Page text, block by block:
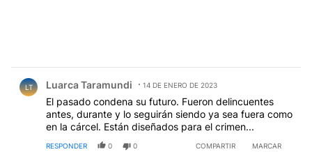
LT Luarca Taramundi 14 DE ENERO DE 2023
El pasado condena su futuro. Fueron delincuentes
antes, durante y lo seguirán siendo ya sea fuera como
en la cárcel. Están diseñados para el crimen...
RESPONDER 0 0 COMPARTIR
MARCAR